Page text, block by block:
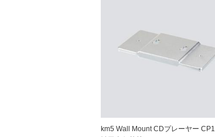
km5 Wall Mount CDプレーヤー